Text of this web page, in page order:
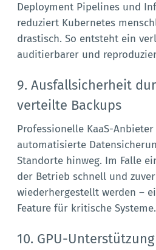
Deployment Pipelines und
reduziert Kubernetes
drastisch. So entsteht ein
auditierbarer und
9. Ausfallsicherheit
verteilte Backups
Professionelle KaaS-
automatisierte
Standorte hinweg. Im Falle
der Betrieb schnell und
wiederhergestellt werden –
Feature für kritische Systeme.
10. GPU-